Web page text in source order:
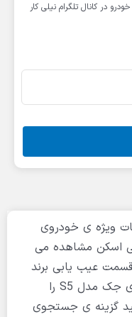
ویژه ی خودروی
جی اسکن مشاهده می
عیب یابی برند
JAC را انتخاب کرده و سپس از منوی جک مدل S5 را
گزینه ی جستجوی
در کانال تلگرام نیلی کار